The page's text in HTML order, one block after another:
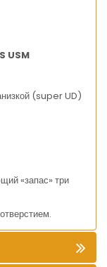
USM
(super UD)
«запас» три